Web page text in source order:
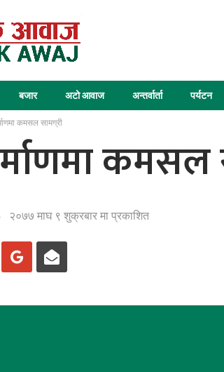
बजार अटो आवाज अन्तर्वार्ता पर्यटन
कमसल सामग्री
कमसल
२०७७ माघ ९ शुक्रबार मा प्रकाशित